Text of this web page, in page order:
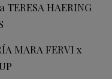
TERESA HAERING
MARA FERVI x